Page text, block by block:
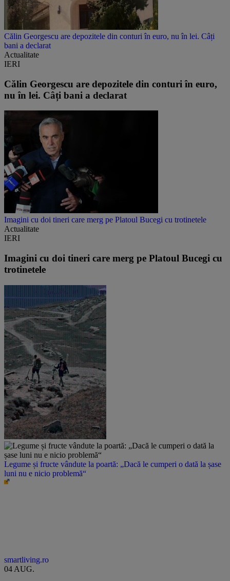
Călin Georgescu are depozitele din conturi în euro, nu în lei. Câți
bani a declarat
Actualitate
IERI
Călin Georgescu are depozitele din conturi în euro,
nu în lei. Câți bani a declarat
Imagini cu doi tineri care merg pe Platoul Bucegi cu trotinetele
Actualitate
IERI
Imagini cu doi tineri care merg pe Platoul Bucegi cu
trotinetele
Legume și fructe vândute la poartă: „Dacă le cumperi o dată la șase
luni nu e nicio problemă“
smartliving.ro
04 AUG.